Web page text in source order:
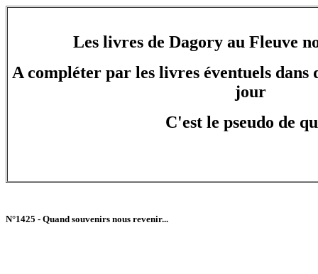
Les livres de Dagory au Fleuve
A compléter par les livres éventuels dans
jour
C'est le pseudo de
N°1425 - Quand souvenirs nous revenir...